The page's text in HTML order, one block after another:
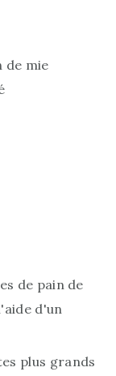
de mie
de pain de
d'un
plus grands